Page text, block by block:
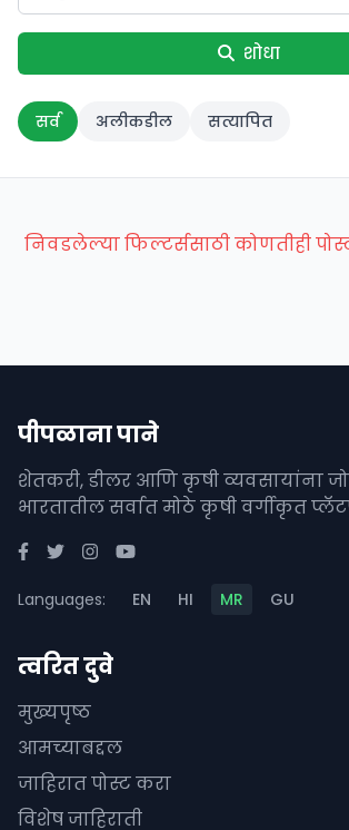
शोधा
सर्व अलीकडील सत्यापित
निवडलेल्या फिल्टर्ससाठी कोणतीही
पीपळाना पाने
शेतकरी, डीलर आणि कृषी व्यवसायांना
भारतातील सर्वात मोठे कृषी वर्गीकृत
Languages: EN HI MR GU
त्वरित दुवे
मुख्यपृष्ठ
आमच्याबद्दल
जाहिरात पोस्ट करा
विशेष जाहिराती